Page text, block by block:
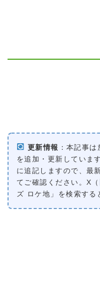
更新情報 ：本記事
を追加・更新していま
に追記しますので、最
てご確認ください。X
ズ ロケ地」を検索する